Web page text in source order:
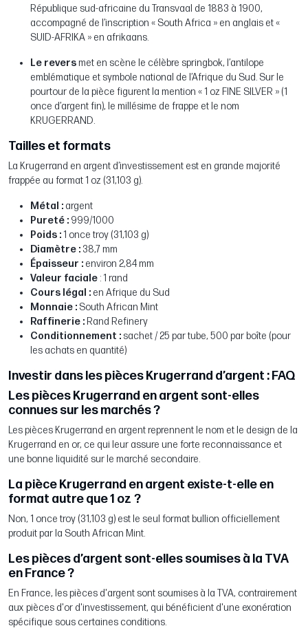
République sud-africaine du Transvaal de 1883 à 1900,
accompagné de l’inscription « South Africa » en anglais et «
SUID-AFRIKA » en afrikaans.
Le reversmet en scène le célèbre springbok, l’antilope
emblématique et symbole national de l’Afrique du Sud. Sur le
pourtour de la pièce figurent la mention « 1 oz FINE SILVER » (1
once d’argent fin), le millésime de frappe et le nom
KRUGERRAND.
Tailles et formats
La Krugerrand en argent d’investissement est en grande majorité
frappée au format 1 oz (31,103 g).
Métal : argent
Pureté : 999/1000
Poids : 1 once troy (31,103 g)
Diamètre : 38,7 mm
Épaisseur : environ 2,84 mm
Valeur faciale : 1 rand
Cours légal : en Afrique du Sud
Monnaie : South African Mint
Raffinerie :Rand Refinery
Conditionnement : sachet / 25 par tube, 500 par boîte (pour
les achats en quantité)
Investir dans les pièces Krugerrand d’argent : FAQ
Les pièces Krugerrand en argent sont-elles
connues sur les marchés ?
Les pièces Krugerrand en argent reprennent le nom et le design de la
Krugerrand en or, ce qui leur assure une forte reconnaissance et
une bonne liquidité sur le marché secondaire.
La pièce Krugerrand en argent existe-t-elle en
format autre que 1 oz ?
Non, 1 once troy (31,103 g) est le seul format bullion officiellement
produit par la South African Mint.
Les pièces d’argent sont-elles soumises à la TVA
en France ?
En France, les pièces d'argent sont soumises à la TVA, contrairement
aux pièces d'or d'investissement, qui bénéficient d'une exonération
spécifique sous certaines conditions.